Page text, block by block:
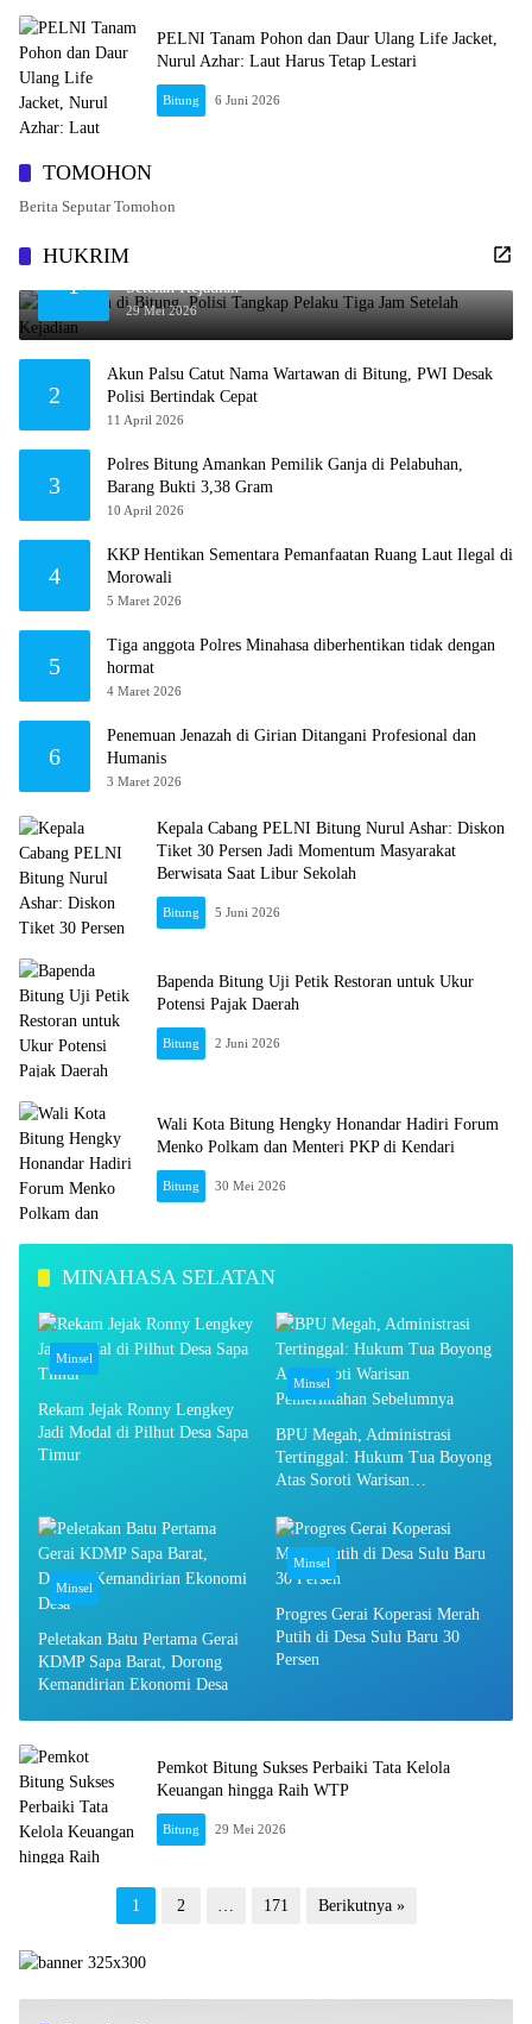
PELNI Tanam Pohon dan Daur Ulang Life Jacket,
Nurul Azhar: Laut Harus Tetap Lestari
Bitung 6 Juni 2026
TOMOHON
Berita Seputar Tomohon
HUKRIM
1
Penikaman di Bitung, Polisi Tangkap Pelaku Tiga Jam
Setelah Kejadian
29 Mei 2026
2
Akun Palsu Catut Nama Wartawan di Bitung, PWI Desak
Polisi Bertindak Cepat
11 April 2026
3
Polres Bitung Amankan Pemilik Ganja di Pelabuhan,
Barang Bukti 3,38 Gram
10 April 2026
4
KKP Hentikan Sementara Pemanfaatan Ruang Laut Ilegal di
Morowali
5 Maret 2026
5
Tiga anggota Polres Minahasa diberhentikan tidak dengan
hormat
4 Maret 2026
6
Penemuan Jenazah di Girian Ditangani Profesional dan
Humanis
3 Maret 2026
Kepala Cabang PELNI Bitung Nurul Ashar: Diskon
Tiket 30 Persen Jadi Momentum Masyarakat
Berwisata Saat Libur Sekolah
Bitung 5 Juni 2026
Bapenda Bitung Uji Petik Restoran untuk Ukur
Potensi Pajak Daerah
Bitung 2 Juni 2026
Wali Kota Bitung Hengky Honandar Hadiri Forum
Menko Polkam dan Menteri PKP di Kendari
Bitung 30 Mei 2026
MINAHASA SELATAN
Minsel
Rekam Jejak Ronny Lengkey
Jadi Modal di Pilhut Desa Sapa
Timur
Minsel
BPU Megah, Administrasi
Tertinggal: Hukum Tua Boyong
Atas Soroti Warisan
Minsel
Peletakan Batu Pertama Gerai
KDMP Sapa Barat, Dorong
Kemandirian Ekonomi Desa
Minsel
Progres Gerai Koperasi Merah
Putih di Desa Sulu Baru 30
Persen
Pemkot Bitung Sukses Perbaiki Tata Kelola
Keuangan hingga Raih WTP
Bitung 29 Mei 2026
1 2 … 171 Berikutnya »